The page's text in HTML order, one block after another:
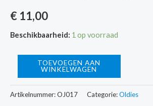
€ 11,00
Beschikbaarheid: 1 op voorraad
-
TOEVOEGEN AAN
WINKELWAGEN
Artikelnummer:OJ017 Categorie:Oldies